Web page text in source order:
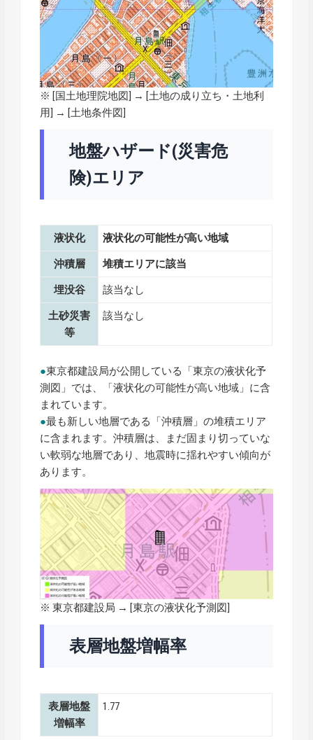
※ [国土地理院地図] → [土地の成り立ち・土地利
用] → [土地条件図]
地盤ハザード(災害危
険)エリア
液状化 液状化の可能性が高い地域
沖積層 堆積エリアに該当
埋没谷 該当なし
土砂災害
等
該当なし
●東京都建設局が公開している「東京の液状化予
測図」では、「液状化の可能性が高い地域」に含
まれています。
●最も新しい地層である「沖積層」の堆積エリア
に含まれます。沖積層は、まだ固まり切っていな
い軟弱な地層であり、地震時に揺れやすい傾向が
あります。
※ 東京都建設局 → [東京の液状化予測図]
表層地盤増幅率
表層地盤
増幅率
1.77